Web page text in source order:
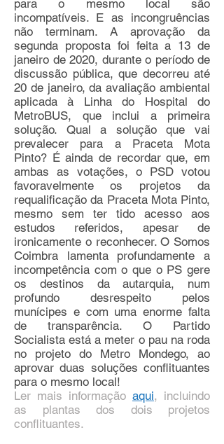
para o mesmo local são
incompatíveis. E as incongruências
não terminam. A aprovação da
segunda proposta foi feita a 13 de
janeiro de 2020, durante o período de
discussão pública, que decorreu até
20 de janeiro, da avaliação ambiental
aplicada à Linha do Hospital do
MetroBUS, que inclui a primeira
solução. Qual a solução que vai
prevalecer para a Praceta Mota
Pinto? É ainda de recordar que, em
ambas as votações, o PSD votou
favoravelmente os projetos da
requalificação da Praceta Mota Pinto,
mesmo sem ter tido acesso aos
estudos referidos, apesar de
ironicamente o reconhecer. O Somos
Coimbra lamenta profundamente a
incompetência com o que o PS gere
os destinos da autarquia, num
profundo desrespeito pelos
munícipes e com uma enorme falta
de transparência. O Partido
Socialista está a meter o pau na roda
no projeto do Metro Mondego, ao
aprovar duas soluções conflituantes
para o mesmo local!
Ler mais informação aqui, incluindo
as plantas dos dois projetos
conflituantes.